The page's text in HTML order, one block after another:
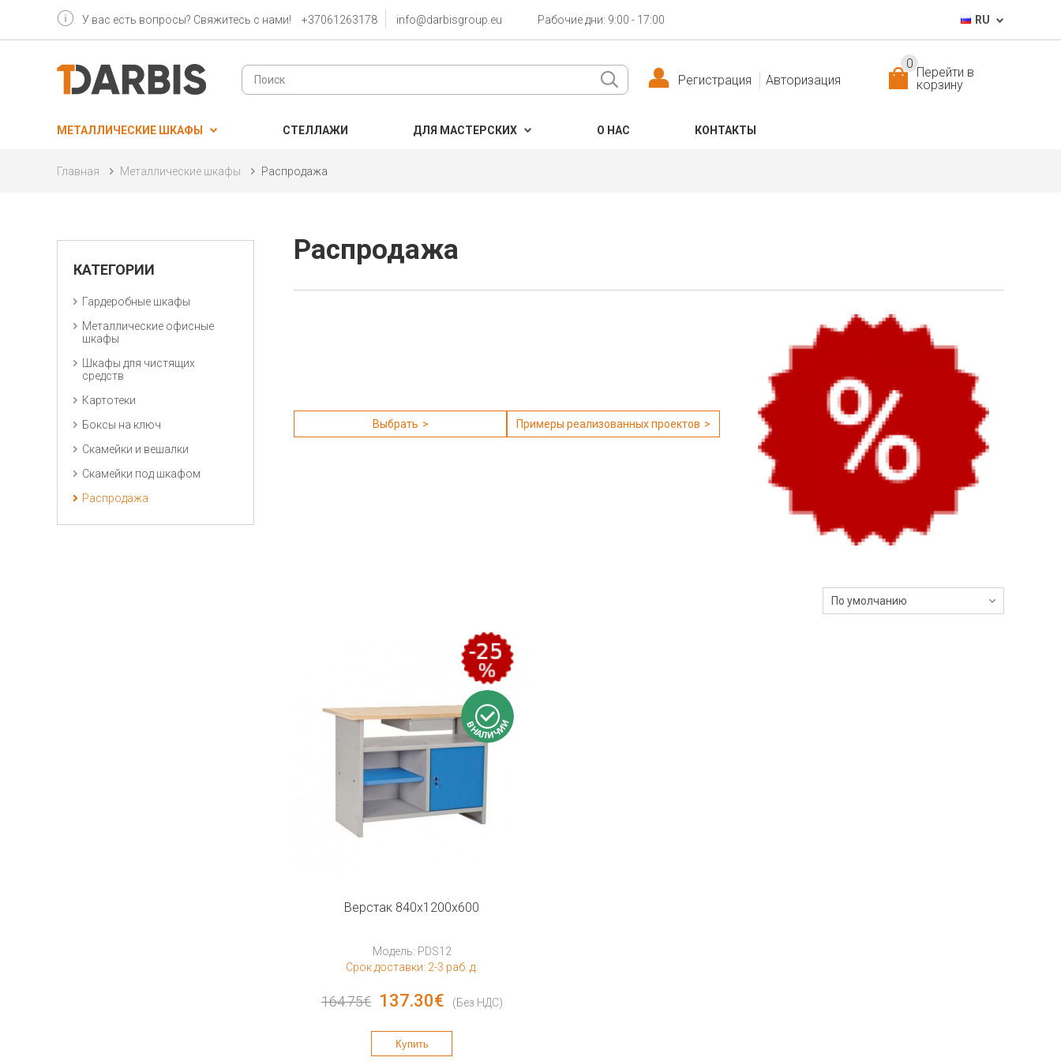
У вас есть вопросы? Свяжитесь с нами! +37061263178 info@darbisgroup.eu Рабочие дни: 9:00 - 17:00 RU
Перейти в
корзину
0
Регистрация
Авторизация
МЕТАЛЛИЧЕСКИЕ ШКАФЫ CТЕЛЛАЖИ ДЛЯ МАСТЕРСКИХ О НАС КОНТАКТЫ
Главная Металлические шкафы Распродажа
КАТЕГОРИИ
Гардеробные шкафы
Металлические oфисные
шкафы
Шкафы для чистящих
средств
Картотеки
Боксы на ключ
Скамейки и вешалки
Скамейки под шкафом
Распродажа
Распродажа
Выбрать Примеры реализованных проектов
Верстак 840x1200x600
Модель: PDS12
Срок доставки: 2-3 раб. д.
164.75€ 137.30€ (Без НДС)
Купить